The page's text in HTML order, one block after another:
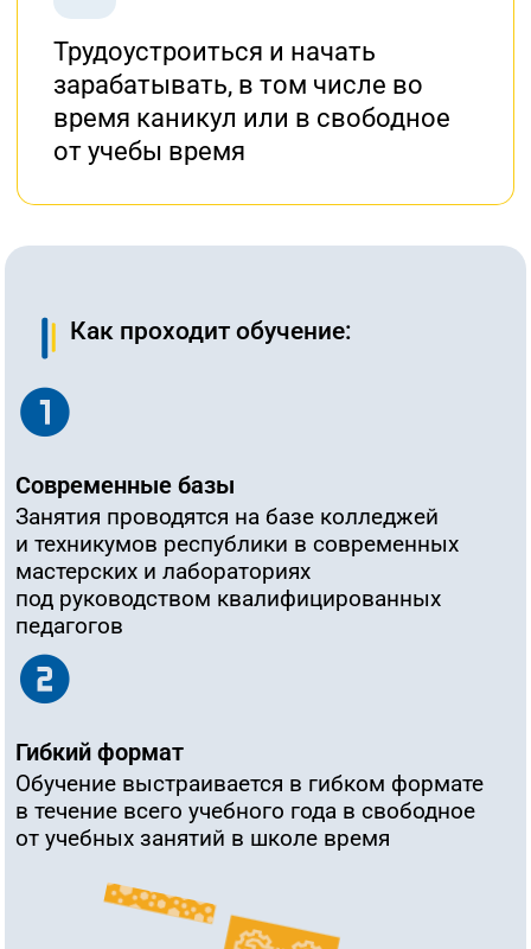
Трудоустроиться и начать
зарабатывать, в том числе во
время каникул или в свободное
от учебы время
Как проходит обучение:
Современные базы
Занятия проводятся на базе колледжей
и техникумов республики в современных
мастерских и лабораториях
под руководством квалифицированных
педагогов
Гибкий формат
Обучение выстраивается в гибком формате
в течение всего учебного года в свободное
от учебных занятий в школе время